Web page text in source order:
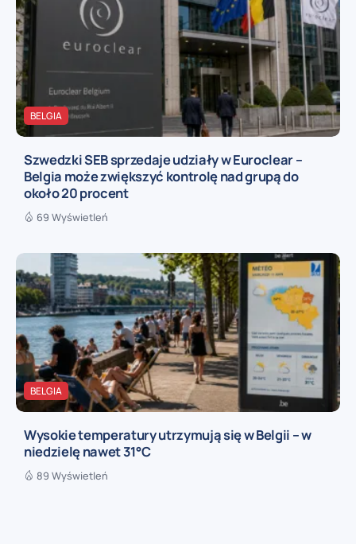
BELGIA
Szwedzki SEB sprzedaje udziały w Euroclear –
Belgia może zwiększyć kontrolę nad grupą do
około 20 procent
69 Wyświetleń
BELGIA
Wysokie temperatury utrzymują się w Belgii – w
niedzielę nawet 31°C
89 Wyświetleń